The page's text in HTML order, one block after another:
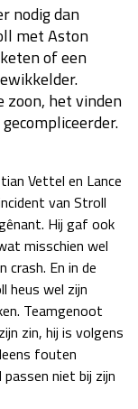
zo 21:00 - 23:00
30 okt - 01 nov
za 22:00 - 23:00
zo 21:00 - 23:00
za 19:00 - 20:00
zo 18:00 - 20:00
20 - 22 nov
za 05:00 - 06:00
zo 05:00 - 07:00
04 - 06 dec
za 15:00 - 16:00
zo 14:00 - 16:00
nodig dan
met Aston
of een
zoon, het vinden
Vettel en Lance
van Stroll
Hij gaf ook
misschien wel
En in de
heus wel zijn
Teamgenoot
zin, hij is volgens
fouten
niet bij zijn